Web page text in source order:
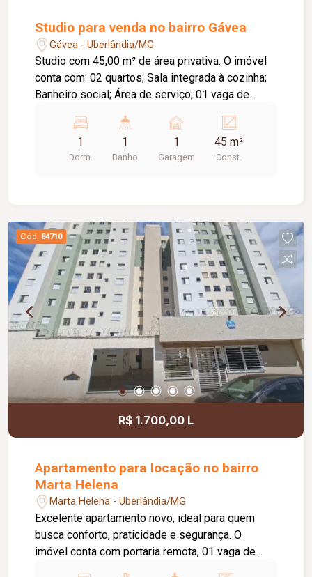
Studio para venda no bairro Gávea
Gávea - Uberlândia/MG
Studio com 45,00 m² de área privativa. O imóvel
conta com: 02 quartos; Sala integrada à cozinha;
Banheiro social; Área de serviço; 01 vaga de
moderno e funcional; Excelente aproveitamento
dos espaços; Condomínio moderno e seguro;
Localização privilegiada no Parque Una, com fácil
1
Dorm.
1
Banho
1
Garagem
45 m²
Const.
Cód. 84710
R$ 1.700,00 L
Apartamento para locação no bairro
Marta Helena
Marta Helena - Uberlândia/MG
Excelente apartamento novo, ideal para quem
busca conforto, praticidade e segurança. O
imóvel conta com portaria remota, 01 vaga de